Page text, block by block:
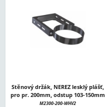
Stěnový držák, NEREZ lesklý plášť,
pro pr. 200mm, odstup 103-150mm
M2300-200-WHV2